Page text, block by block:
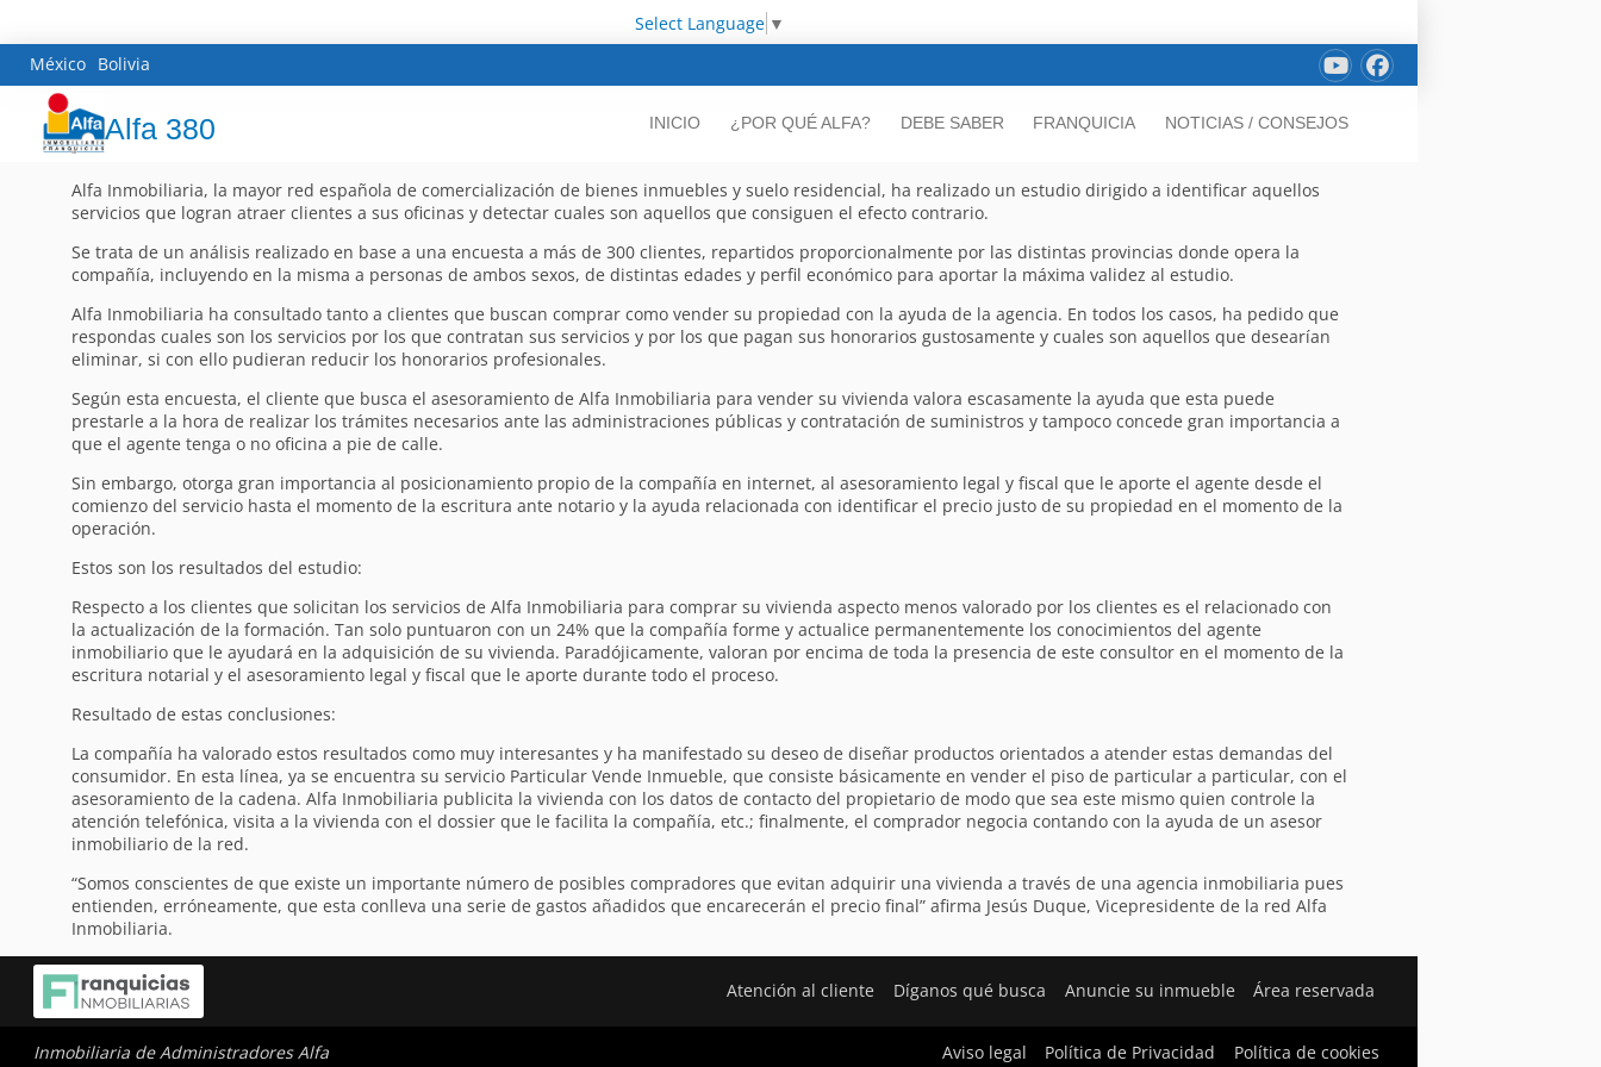
Select Language ▼
México Bolivia
Alfa 380 INICIO ¿POR QUÉ ALFA? DEBE SABER FRANQUICIA NOTICIAS / CONSEJOS
Alfa Inmobiliaria, la mayor red española de comercialización de bienes inmuebles y suelo residencial, ha realizado un estudio dirigido a identificar aquellos
servicios que logran atraer clientes a sus oficinas y detectar cuales son aquellos que consiguen el efecto contrario.
Se trata de un análisis realizado en base a una encuesta a más de 300 clientes, repartidos proporcionalmente por las distintas provincias donde opera la
compañía, incluyendo en la misma a personas de ambos sexos, de distintas edades y perfil económico para aportar la máxima validez al estudio.
Alfa Inmobiliaria ha consultado tanto a clientes que buscan comprar como vender su propiedad con la ayuda de la agencia. En todos los casos, ha pedido que
respondas cuales son los servicios por los que contratan sus servicios y por los que pagan sus honorarios gustosamente y cuales son aquellos que desearían
eliminar, si con ello pudieran reducir los honorarios profesionales.
Según esta encuesta, el cliente que busca el asesoramiento de Alfa Inmobiliaria para vender su vivienda valora escasamente la ayuda que esta puede
prestarle a la hora de realizar los trámites necesarios ante las administraciones públicas y contratación de suministros y tampoco concede gran importancia a
que el agente tenga o no oficina a pie de calle.
Sin embargo, otorga gran importancia al posicionamiento propio de la compañía en internet, al asesoramiento legal y fiscal que le aporte el agente desde el
comienzo del servicio hasta el momento de la escritura ante notario y la ayuda relacionada con identificar el precio justo de su propiedad en el momento de la
operación.
Estos son los resultados del estudio:
Respecto a los clientes que solicitan los servicios de Alfa Inmobiliaria para comprar su vivienda aspecto menos valorado por los clientes es el relacionado con
la actualización de la formación. Tan solo puntuaron con un 24% que la compañía forme y actualice permanentemente los conocimientos del agente
inmobiliario que le ayudará en la adquisición de su vivienda. Paradójicamente, valoran por encima de toda la presencia de este consultor en el momento de la
escritura notarial y el asesoramiento legal y fiscal que le aporte durante todo el proceso.
Resultado de estas conclusiones:
La compañía ha valorado estos resultados como muy interesantes y ha manifestado su deseo de diseñar productos orientados a atender estas demandas del
consumidor. En esta línea, ya se encuentra su servicio Particular Vende Inmueble, que consiste básicamente en vender el piso de particular a particular, con el
asesoramiento de la cadena. Alfa Inmobiliaria publicita la vivienda con los datos de contacto del propietario de modo que sea este mismo quien controle la
atención telefónica, visita a la vivienda con el dossier que le facilita la compañía, etc.; finalmente, el comprador negocia contando con la ayuda de un asesor
inmobiliario de la red.
“Somos conscientes de que existe un importante número de posibles compradores que evitan adquirir una vivienda a través de una agencia inmobiliaria pues
entienden, erróneamente, que esta conlleva una serie de gastos añadidos que encarecerán el precio final” afirma Jesús Duque, Vicepresidente de la red Alfa
Inmobiliaria.
Atención al cliente Díganos qué busca Anuncie su inmueble Área reservada
Inmobiliaria de Administradores Alfa Aviso legal Política de Privacidad Política de cookies